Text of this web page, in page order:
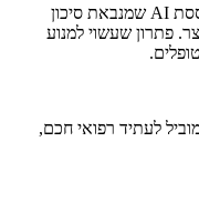
זוכי האקתון 2025: Intruvision מערכת מבוססת AI שמנבאת סיכון
פתרון שעשוי למנוע
לעתיד רפואי חכם,